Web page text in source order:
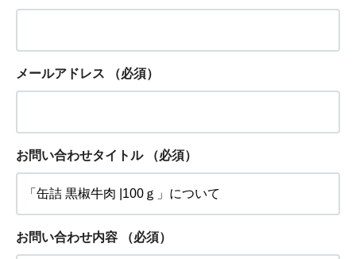
メールアドレス （必須）
お問い合わせタイトル （必須）
お問い合わせ内容 （必須）